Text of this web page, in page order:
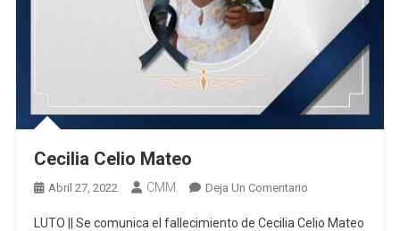
Cecilia Celio Mateo
Abril 27, 2022 CMM Deja Un ComentarioEn
Celio
LUTO || Se comunica el fallecimiento de Cecilia Celio Mateo